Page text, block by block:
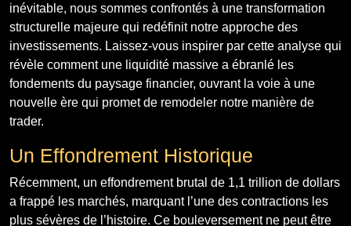
inévitable, nous sommes confrontés à une transformation
structurelle majeure qui redéfinit notre approche des
investissements. Laissez-vous inspirer par cette analyse qui
révèle comment une liquidité massive a ébranlé les
fondements du paysage financier, ouvrant la voie à une
nouvelle ère qui promet de remodeler notre manière de
trader.
Un Effondrement Historique
Récemment, un effondrement brutal de 1,1 trillion de dollars
a frappé les marchés, marquant l’une des contractions les
plus sévères de l’histoire. Ce bouleversement ne peut être